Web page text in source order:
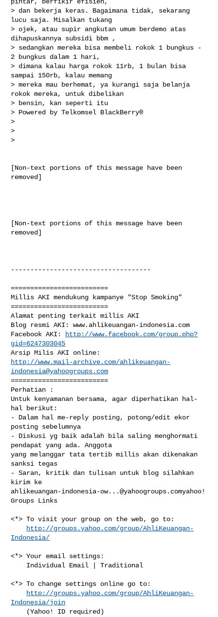
> dan bekerja keras. Bagaimana tidak, sekarang
lucu saja. Misalkan tukang
> ojek, atau supir angkutan umum berdemo atas
dihapuskannya subsidi bbm ,
> sedangkan mereka bisa membeli rokok 1 bungkus -
2 bungkus dalam 1 hari,
> dimana kalau harga rokok 11rb, 1 bulan bisa
sampai 150rb, kalau memang
> mereka mau berhemat, ya kurangi saja belanja
rokok mereka, untuk dibelikan
> bensin, kan seperti itu
> Powered by Telkomsel BlackBerry®
>
>
>
[Non-text portions of this message have been
removed]
[Non-text portions of this message have been
removed]
------------------------------------
=========================
Millis AKI mendukung kampanye "Stop Smoking"
=========================
Alamat penting terkait millis AKI
Blog resmi AKI: www.ahlikeuangan-indonesia.com
Facebook AKI:
http://www.facebook.com/group.php?
gid=6247303045
http://www.mail-archive.com/ahlikeuangan-
indonesia@yahoogroups.com
=========================
Perhatian :
Untuk kenyamanan bersama, agar diperhatikan hal-
hal berikut:
- Dalam hal me-reply posting, potong/edit ekor
posting sebelumnya
- Diskusi yg baik adalah bila saling menghormati
pendapat yang ada. Anggota
yang melanggar tata tertib millis akan dikenakan
sanksi tegas
- Saran, kritik dan tulisan untuk blog silahkan
ahlikeuangan-indonesia-ow...@yahoogroups.comyahoo!
Groups Links
<*> To visit your group on the web, go to:
http://groups.yahoo.com/group/AhliKeuangan-
Indonesia/
<*> Your email settings:
<*> To change settings online go to:
http://groups.yahoo.com/group/AhliKeuangan-
Indonesia/join